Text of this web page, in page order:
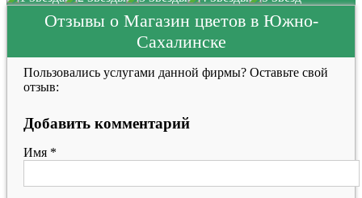
Отзывы о Магазин цветов в Южно-
Сахалинске
Пользовались услугами данной фирмы? Оставьте свой
отзыв:
Добавить комментарий
Имя *